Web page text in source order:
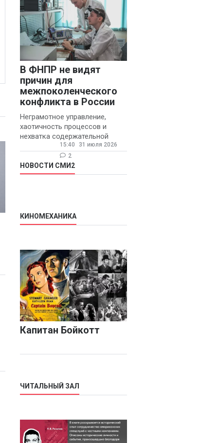
В ФНПР не видят
причин для
межпоколенческого
конфликта в России
Неграмотное управление,
хаотичность процессов и
нехватка содержательной
обратной связи от
руководителя являются
основными причинами
конфликтов и раздражения в
15:40
31 июля 2026
2
НОВОСТИ СМИ2
КИНОМЕХАНИКА
Капитан Бойкотт
ЧИТАЛЬНЫЙ ЗАЛ